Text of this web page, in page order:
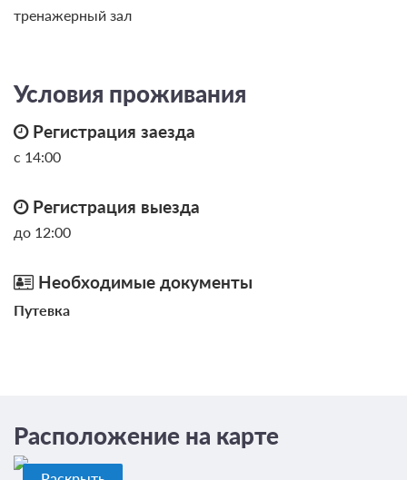
тренажерный зал
Условия проживания
Регистрация заезда
с 14:00
Регистрация выезда
до 12:00
Необходимые документы
Путевка
Расположение на карте